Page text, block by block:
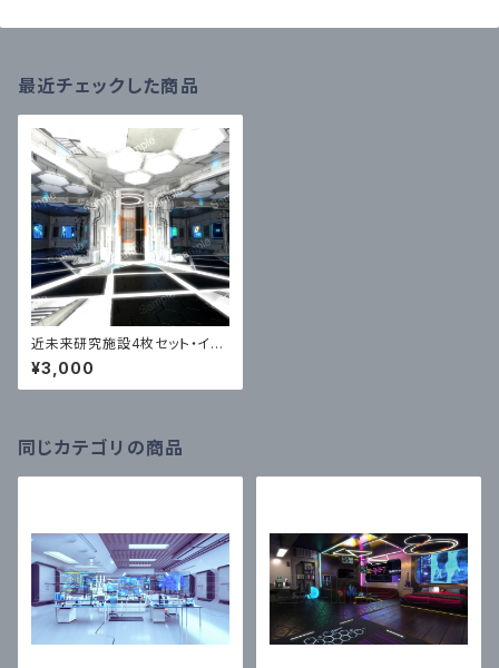
最近チェックした商品
近未来研究施設4枚セット・イラ
スト素材【商用利用向け】
¥3,000
同じカテゴリの商品